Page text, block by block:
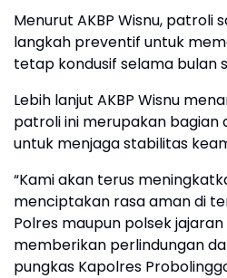
Menurut AKBP Wisnu, patroli
langkah preventif untuk
tetap kondusif selama bulan
Lebih lanjut AKBP Wisnu
patroli ini merupakan bagian
untuk menjaga stabilitas
“Kami akan terus
menciptakan rasa aman di
Polres maupun polsek
memberikan perlindungan
pungkas Kapolres